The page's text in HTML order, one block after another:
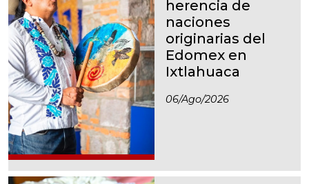
herencia de
naciones
originarias del
Edomex en
Ixtlahuaca
06/ago/2026